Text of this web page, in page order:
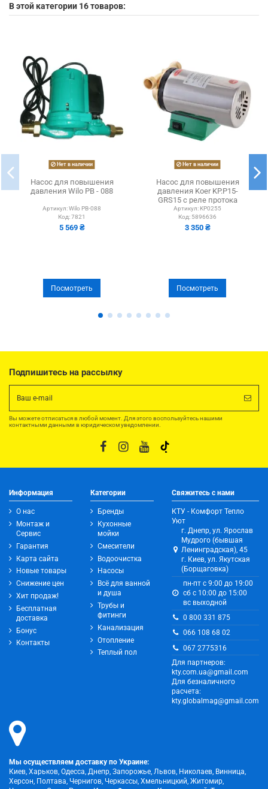
В этой категории 16 товаров:
Нет в наличии
Насос для повышения
давления Wilo PB - 088
Артикул:Wilo PB-088
Код:7821
5 569 ₴
Посмотреть
Нет в наличии
Насос для повышения
давления Koer KP.P15-
GRS15 с реле протока
Артикул: KP0255
Код: 5896636
3 350 ₴
Посмотреть
Подпишитесь на рассылку
Вы можете отписаться в любой момент. Для этого воспользуйтесь нашими
контактными данными в юридическом уведомлении.
Информация
О нас
Монтаж и
Сервис
Гарантия
Карта сайта
Новые товары
Снижение цен
Хит продаж!
Бесплатная
доставка
Бонус
Контакты
Категории
Бренды
Кухонные
мойки
Смесители
Водоочистка
Насосы
Всё для ванной
и душа
Трубы и
фитинги
Канализация
Отопление
Теплый пол
Свяжитесь с нами
КТУ - Комфорт Тепло
Уют
г. Днепр, ул. Ярослав
Мудрого (бывшая
Ленинградская), 45
г. Киев, ул. Якутская
(Борщаговка)
пн-пт с 9:00 до 19:00
сб с 10:00 до 15:00
вс выходной
0 800 331 875
066 108 68 02
067 2775316
Для партнеров:
kty.com.ua@gmail.com
Для безналичного
расчета:
kty.globalmag@gmail.com
Мы осуществляем доставку по Украине:
Киев, Харьков, Одесса, Днепр, Запорожье, Львов, Николаев, Винница,
Херсон, Полтава, Чернигов, Черкассы, Хмельницкий, Житомир,